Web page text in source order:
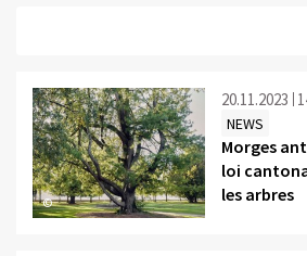
©
20.11.2023
NEWS
Morges
loi
les arbres